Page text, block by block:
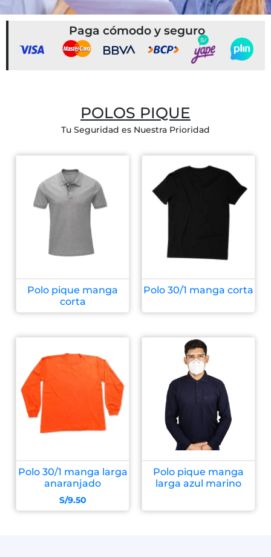
Paga cómodo y seguro
POLOS PIQUE
Tu Seguridad es Nuestra Prioridad
Polo pique manga
corta
Polo 30/1 manga corta
Polo 30/1 manga larga
anaranjado
S/9.50
Polo pique manga
larga azul marino